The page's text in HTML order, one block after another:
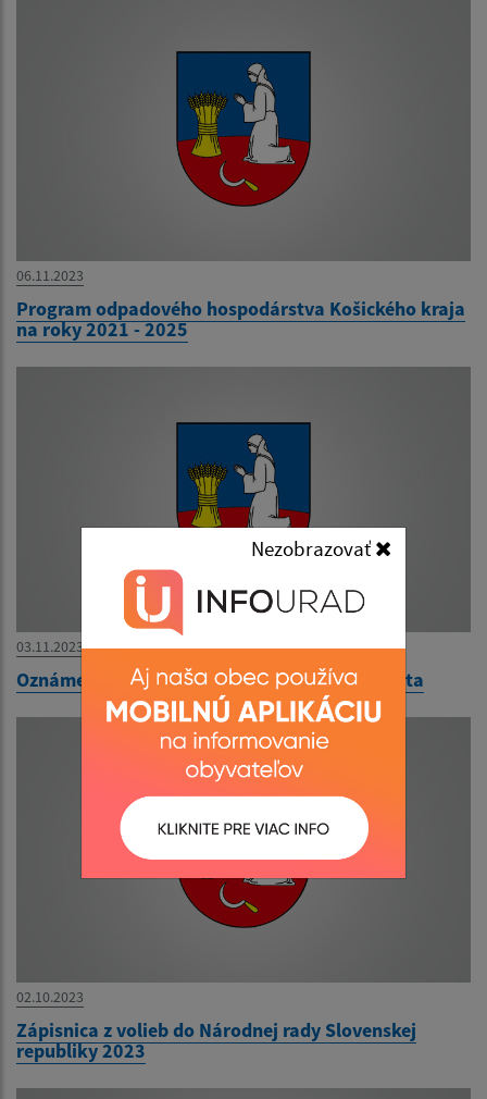
06.11.2023
Program odpadového hospodárstva Košického kraja
na roky 2021 - 2025
03.11.2023
Oznámenie o uložení zásielky - Slovenská pošta
02.10.2023
Zápisnica z volieb do Národnej rady Slovenskej
republiky 2023
Nezobrazovať